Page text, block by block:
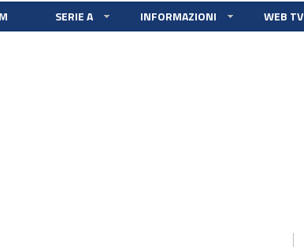
SERIE A INFORMAZIONI WEB TV